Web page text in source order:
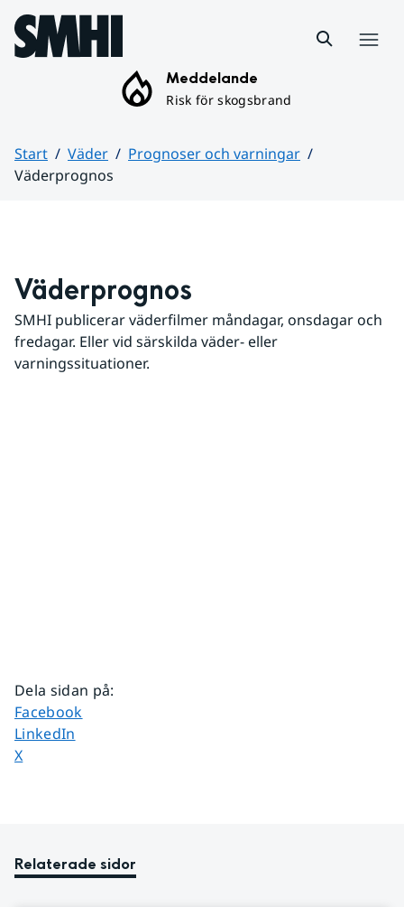
Hoppa till sidans innehåll
Meddelande
Risk för skogsbrand
Start Väder
Prognoser och varningar
Väderprognos
Väderprognos
SMHI publicerar väderfilmer måndagar, onsdagar och
fredagar. Eller vid särskilda väder- eller
varningssituationer.
Dela sidan på:
Dela sidan på
Facebook
Dela sidan på
LinkedIn
Dela sidan på
X
Relaterade sidor